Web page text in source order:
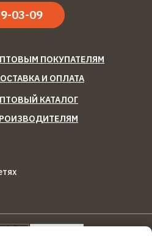
ПОКУПАТЕЛЯМ
И ОПЛАТА
КАТАЛОГ
Фуд"
03-09